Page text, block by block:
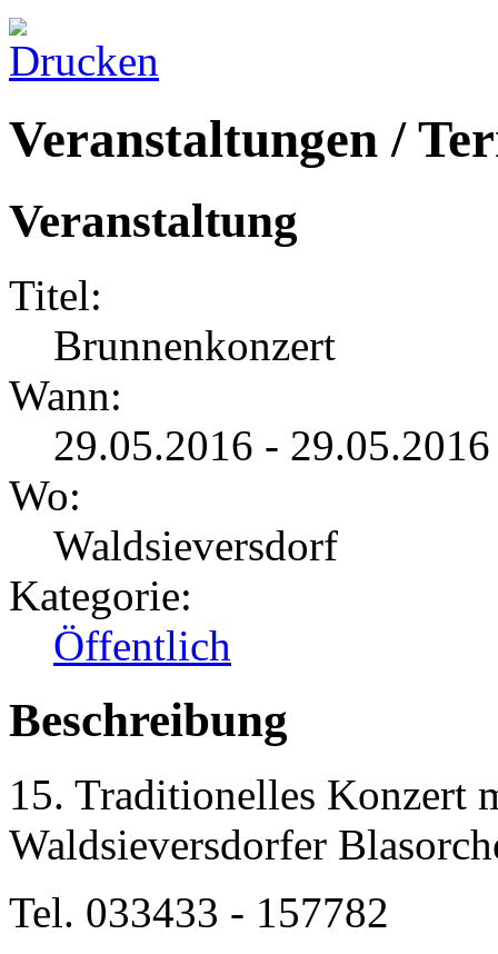
Veranstaltungen /
Veranstaltung
Titel:
Brunnenkonzert
Wann:
29.05.2016 -
Wo:
Waldsieversdorf
Kategorie:
Öffentlich
Beschreibung
15. Traditionelles Konzert
Waldsieversdorfer
Tel. 033433 - 157782